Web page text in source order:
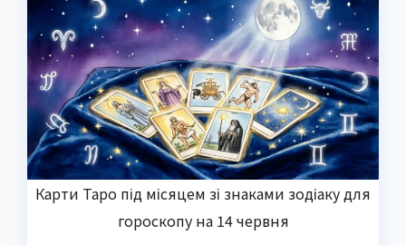
Карти Таро під місяцем зі знаками зодіаку для
гороскопу на 14 червня